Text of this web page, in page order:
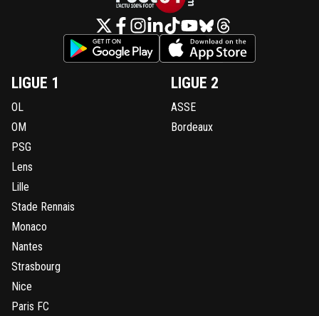
LIGUE 1
OL
OM
PSG
Lens
Lille
Stade Rennais
Monaco
Nantes
Strasbourg
Nice
Paris FC
LIGUE 2
ASSE
Bordeaux